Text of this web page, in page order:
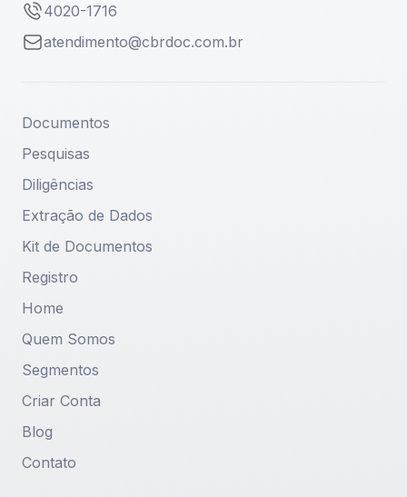
4020-1716
atendimento@cbrdoc.com.br
Home
Quem Somos
Segmentos
Criar Conta
Blog
Contato
Documentos
Pesquisas
Diligências
Extração de Dados
Kit de Documentos
Registro